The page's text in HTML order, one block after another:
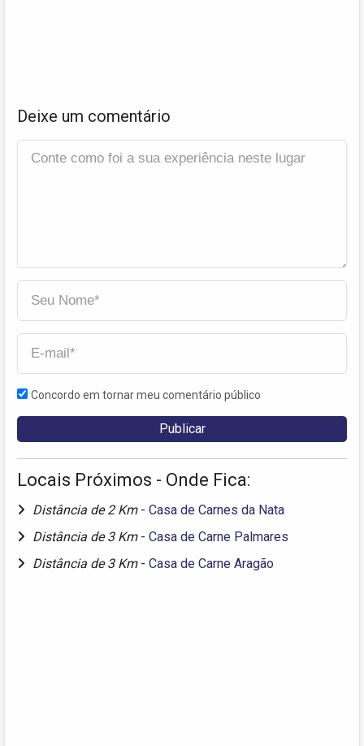
Deixe um comentário
Concordo em tornar meu comentário público
Locais Próximos - Onde Fica:
Distância de 2 Km - Casa de Carnes da Nata
Distância de 3 Km - Casa de Carne Palmares
Distância de 3 Km - Casa de Carne Aragão